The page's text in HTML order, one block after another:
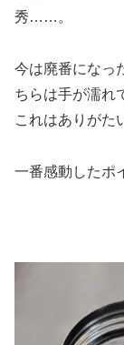
秀……。
今は廃番になっ
ちらは手が濡れ
これはありがた
一番感動したポ